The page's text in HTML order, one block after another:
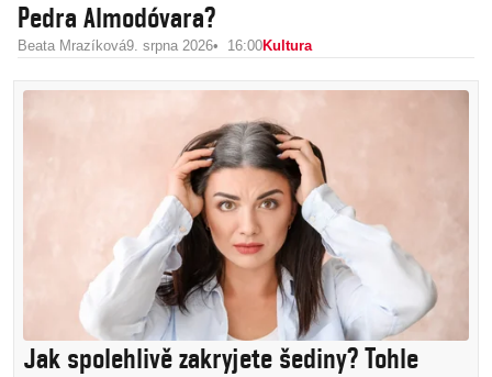
Pedra Almodóvara?
Beata Mrazíková9. srpna 2026 16:00Kultura
Jak spolehlivě zakryjete šediny? Tohle